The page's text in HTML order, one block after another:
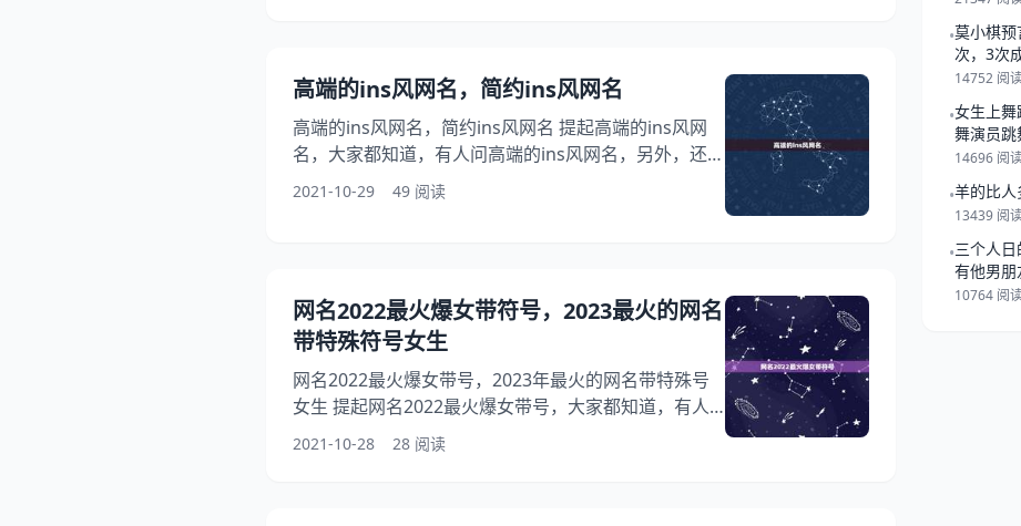
格：温和善良，乐于助人，喜爱，宽容大度，无私奉
献，不喜欢吃肉。骨的征兆。 天人的长相特征有哪些
高端的ins风网名，简约ins风网名
高端的ins风网名，简约ins风网名 提起高端的ins风网
名，大家都知道，有人问高端的ins风网名，另外，还有
人想问高端的ins风网名，你知道这是怎么回事？其实
ins风网名有哪些，下面就一起来看看简约ins风网名，
贪杯 9
2021-10-29 49 阅读
网名2022最火爆女带符号，2023最火的网名
带特殊符号女生
网名2022最火爆女带号，2023年最火的网名带特殊号
女生 提起网名2022最火爆女带号，大家都知道，有人
问网名2022最火爆女带号，另外，还有人想问2023年
最火带号微信名，你知道这是怎么回事？其实好听的女
2021-10-28 28 阅读
•莫小棋
次，3次
一起，
14752 阅
•女生上
舞演员跳
14696 阅
•羊的比人
13439 阅
•三个人
有他男朋
是跟她男
10764 阅